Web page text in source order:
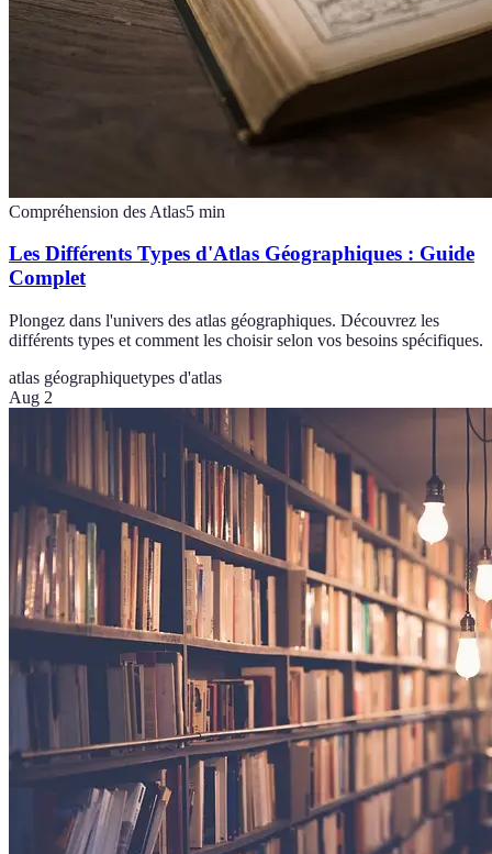
Compréhension des Atlas5 min
Les Différents Types d'Atlas Géographiques : Guide
Complet
Plongez dans l'univers des atlas géographiques. Découvrez les
différents types et comment les choisir selon vos besoins spécifiques.
atlas géographiquetypes d'atlas
Aug 2